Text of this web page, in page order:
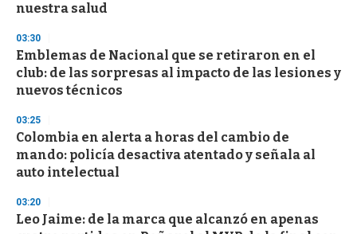
nuestra salud
03:30
Emblemas de Nacional que se retiraron en el
club: de las sorpresas al impacto de las lesiones y
nuevos técnicos
03:25
Colombia en alerta a horas del cambio de
mando: policía desactiva atentado y señala al
auto intelectual
03:20
Leo Jaime: de la marca que alcanzó en apenas